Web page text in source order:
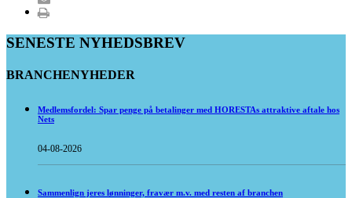
SENESTE NYHEDSBREV
BRANCHENYHEDER
Medlemsfordel: Spar penge på betalinger med HORESTAs attraktive aftale hos
Nets
04-08-2026
Sammenlign jeres lønninger, fravær m.v. med resten af branchen